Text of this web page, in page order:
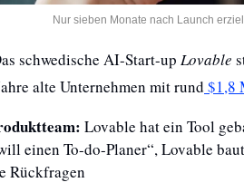
Nur sieben Monate nach Launch
schwedische AI-Start-up Lovable
alte Unternehmen mit rund $1,8
Lovable hat ein Tool
einen To-do-Planer“, Lovable
Rückfragen